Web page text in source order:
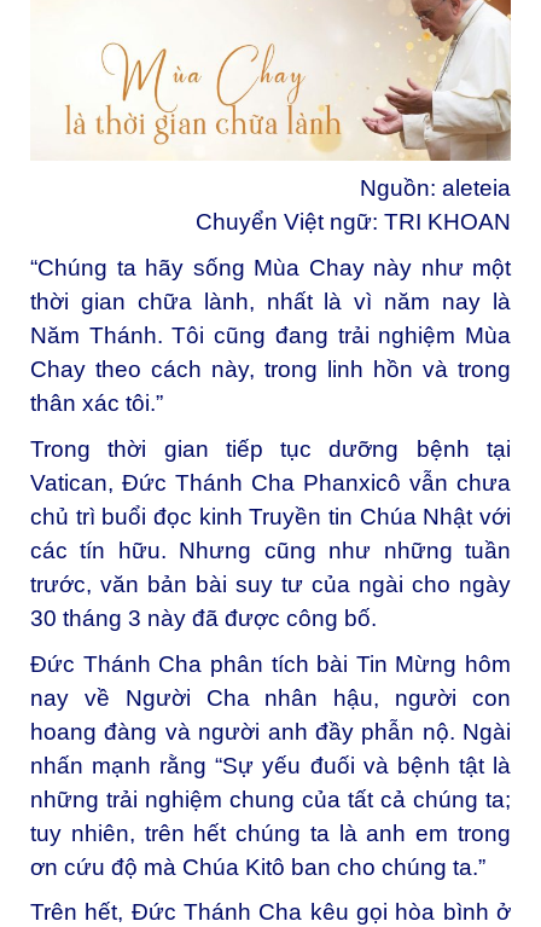
Nguồn: aleteia
Chuyển Việt ngữ: TRI KHOAN
“Chúng ta hãy sống Mùa Chay này như một
thời gian chữa lành, nhất là vì năm nay là
Năm Thánh. Tôi cũng đang trải nghiệm Mùa
Chay theo cách này, trong linh hồn và trong
thân xác tôi.”
Trong thời gian tiếp tục dưỡng bệnh tại
Vatican, Đức Thánh Cha Phanxicô vẫn chưa
chủ trì buổi đọc kinh Truyền tin Chúa Nhật với
các tín hữu. Nhưng cũng như những tuần
trước, văn bản bài suy tư của ngài cho ngày
30 tháng 3 này đã được công bố.
Đức Thánh Cha phân tích bài Tin Mừng hôm
nay về Người Cha nhân hậu, người con
hoang đàng và người anh đầy phẫn nộ. Ngài
nhấn mạnh rằng “Sự yếu đuối và bệnh tật là
những trải nghiệm chung của tất cả chúng ta;
tuy nhiên, trên hết chúng ta là anh em trong
ơn cứu độ mà Chúa Kitô ban cho chúng ta.”
Trên hết, Đức Thánh Cha kêu gọi hòa bình ở